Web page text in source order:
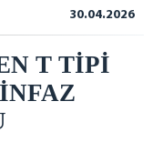
30.04.2026
T TİPİ